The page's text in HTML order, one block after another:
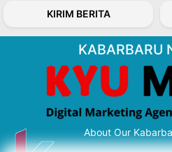
KIRIM BERITA
KABARBARU
About Our